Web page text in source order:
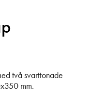
två svarttonade
mm.